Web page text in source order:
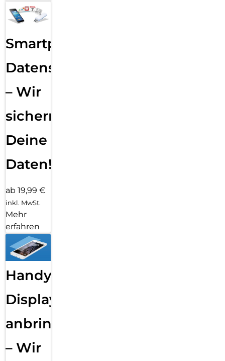
Smartphone
Datensicherung
– Wir
sichern
Deine
Daten!
ab 19,99 €
inkl. MwSt.
Mehr
erfahren
Handy
Displayfolie
anbringen
– Wir